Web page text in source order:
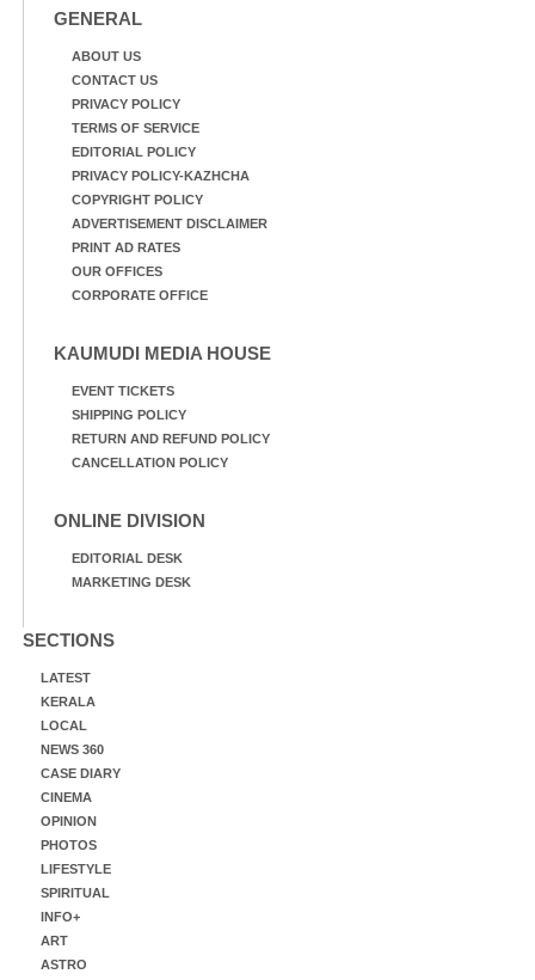
GENERAL
ABOUT US
CONTACT US
PRIVACY POLICY
TERMS OF SERVICE
EDITORIAL POLICY
PRIVACY POLICY-KAZHCHA
COPYRIGHT POLICY
ADVERTISEMENT DISCLAIMER
PRINT AD RATES
OUR OFFICES
CORPORATE OFFICE
KAUMUDI MEDIA HOUSE
EVENT TICKETS
SHIPPING POLICY
RETURN AND REFUND POLICY
CANCELLATION POLICY
ONLINE DIVISION
EDITORIAL DESK
MARKETING DESK
SECTIONS
LATEST
KERALA
LOCAL
NEWS 360
CASE DIARY
CINEMA
OPINION
PHOTOS
LIFESTYLE
SPIRITUAL
INFO+
ART
ASTRO